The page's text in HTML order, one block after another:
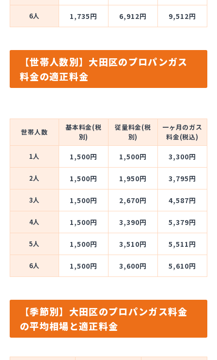
6人 1,735円 6,912円 9,512円
【世帯人数別】大田区のプロパンガス
料金の適正料金
世帯人数
基本料金(税
別)
従量料金(税
別)
一ヶ月のガス
料金(税込)
1人 1,500円 1,500円 3,300円
2人 1,500円 1,950円 3,795円
3人 1,500円 2,670円 4,587円
4人 1,500円 3,390円 5,379円
5人 1,500円 3,510円 5,511円
6人 1,500円 3,600円 5,610円
【季節別】大田区のプロパンガス料金
の平均相場と適正料金